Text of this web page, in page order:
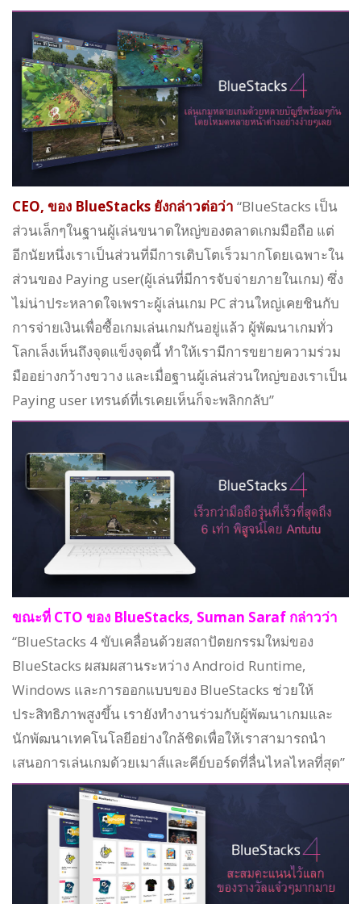
CEO, ของ BlueStacks ยังกล่าวต่อว่า “BlueStacks เป็น
ส่วนเล็กๆในฐานผู้เล่นขนาดใหญ่ของตลาดเกมมือถือ แต่
อีกนัยหนึ่งเราเป็นส่วนที่มีการเติบโตเร็วมากโดยเฉพาะใน
ส่วนของ Paying user(ผู้เล่นที่มีการจับจ่ายภายในเกม) ซึ่ง
ไม่น่าประหลาดใจเพราะผู้เล่นเกม PC ส่วนใหญ่เคยชินกับ
การจ่ายเงินเพื่อซื้อเกมเล่นเกมกันอยู่แล้ว ผู้พัฒนาเกมทั่ว
โลกเล็งเห็นถึงจุดแข็งจุดนี้ ทำให้เรามีการขยายความร่วม
มืออย่างกว้างขวาง และเมื่อฐานผู้เล่นส่วนใหญ่ของเราเป็น
Paying user เทรนด์ที่เรเคยเห็นก็จะพลิกกลับ”
ขณะที่ CTO ของ BlueStacks, Suman Saraf กล่าวว่า
“BlueStacks 4 ขับเคลื่อนด้วยสถาปัตยกรรมใหม่ของ
BlueStacks ผสมผสานระหว่าง Android Runtime,
Windows และการออกแบบของ BlueStacks ช่วยให้
ประสิทธิภาพสูงขึ้น เรายังทำงานร่วมกับผู้พัฒนาเกมและ
นักพัฒนาเทคโนโลยีอย่างใกล้ชิดเพื่อให้เราสามารถนำ
เสนอการเล่นเกมด้วยเมาส์และคีย์บอร์ดที่ลื่นไหลไหลที่สุด”